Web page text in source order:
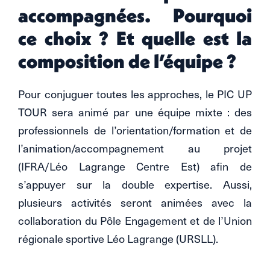
accompagnées. Pourquoi
ce choix ? Et quelle est la
composition de l’équipe ?
Pour conjuguer toutes les approches, le PIC UP
TOUR sera animé par une équipe mixte : des
professionnels de l’orientation/formation et de
l’animation/accompagnement au projet
(IFRA/Léo Lagrange Centre Est) afin de
s’appuyer sur la double expertise. Aussi,
plusieurs activités seront animées avec la
collaboration du Pôle Engagement et de l’Union
régionale sportive Léo Lagrange (URSLL).